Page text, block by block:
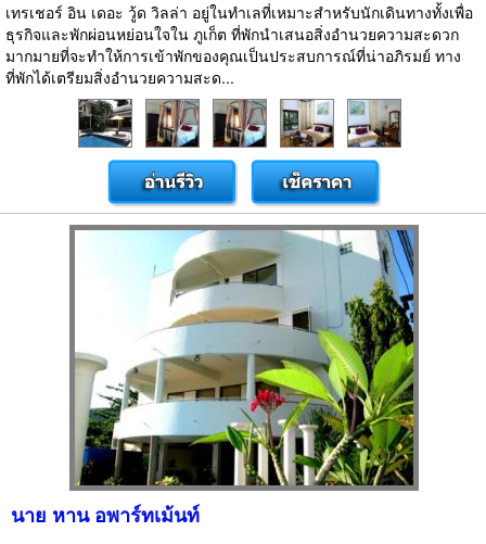
เทรเชอร์ อิน เดอะ วู้ด วิลล่า อยู่ในทำเลที่เหมาะสำหรับนักเดินทางทั้งเพื่อ
ธุรกิจและพักผ่อนหย่อนใจใน ภูเก็ต ที่พักนำเสนอสิ่งอำนวยความสะดวก
มากมายที่จะทำให้การเข้าพักของคุณเป็นประสบการณ์ที่น่าอภิรมย์ ทาง
ที่พักได้เตรียมสิ่งอำนวยความสะด...
นาย หาน อพาร์ทเม้นท์